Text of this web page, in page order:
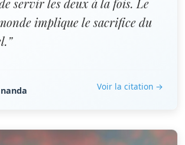
servir les deux à la fois. Le
implique le sacrifice du
Voir la citation →